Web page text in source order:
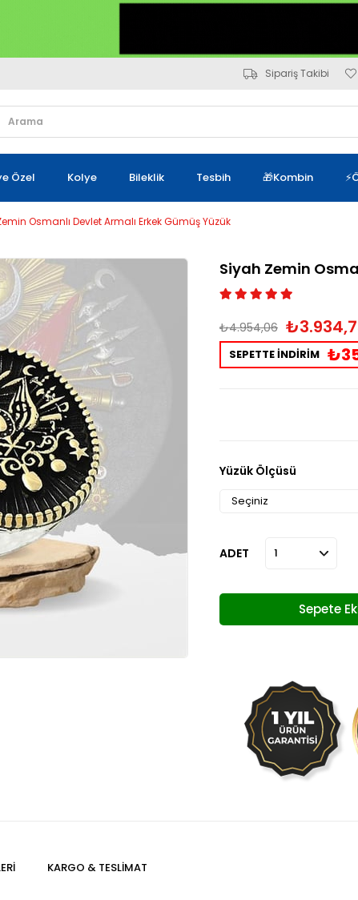
Sipariş Takibi
Özel Kolye Bileklik Tesbih 🎁Kombin
Osmanlı Devlet Armalı Erkek Gümüş Yüzük
Siyah Zemin
₺4.954,06
SEPETTE İNDİRİM
Yüzük Ölçüsü
ADET
KARGO & TESLIMAT